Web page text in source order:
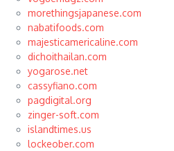
morethingsjapanese.com
nabatifoods.com
majesticamericaline.com
dichoithailan.com
yogarose.net
cassyfiano.com
pagdigital.org
zinger-soft.com
islandtimes.us
lockeober.com